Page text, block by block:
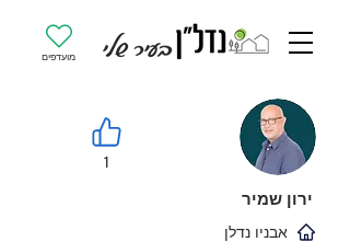
מועדפים
1
ירון שמיר
אבניו נדלן